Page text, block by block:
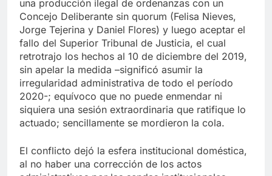
una producción ilegal de ordenanzas con un
Concejo Deliberante sin quorum (Felisa Nieves,
Jorge Tejerina y Daniel Flores) y luego aceptar el
fallo del Superior Tribunal de Justicia, el cual
retrotrajo los hechos al 10 de diciembre del 2019,
sin apelar la medida –significó asumir la
irregularidad administrativa de todo el período
2020-; equívoco que no puede enmendar ni
siquiera una sesión extraordinaria que ratifique lo
actuado; sencillamente se mordieron la cola.
El conflicto dejó la esfera institucional doméstica,
al no haber una corrección de los actos